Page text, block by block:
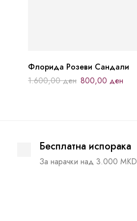
Флорида Розеви Сандали
1.600,00ден 800,00 ден
Бесплатна испорака
За нарачки над 3.000 MKD